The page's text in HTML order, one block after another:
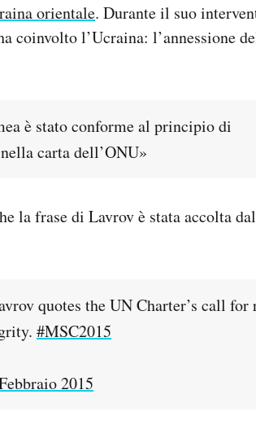
orientale. Durante il suo
coinvolto l’Ucraina: l’annessione
è stato conforme al principio di
carta dell’ONU»
la frase di Lavrov è stata accolta
quotes the UN Charter’s call for
#MSC2015
2015